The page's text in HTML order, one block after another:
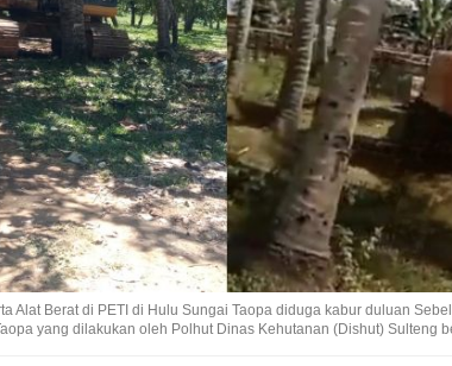
Alat Berat di PETI di Hulu Sungai Taopa diduga kabur duluan
yang dilakukan oleh Polhut Dinas Kehutanan (Dishut) Sulteng